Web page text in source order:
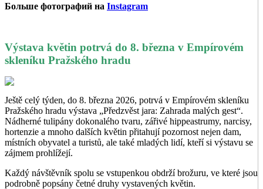
Больше фотографий на Instagram
Výstava květin potrvá do 8. března v Empírovém
skleníku Pražského hradu
Ještě celý týden, do 8. března 2026, potrvá v Empírovém skleníku
Pražského hradu výstava „Předzvěst jara: Zahrada malých gest“.
Nádherné tulipány dokonalého tvaru, zářivé hippeastrumy, narcisy,
hortenzie a mnoho dalších květin přitahují pozornost nejen dam,
místních obyvatel a turistů, ale také mladých lidí, kteří si výstavu se
zájmem prohlížejí.
Každý návštěvník spolu se vstupenkou obdrží brožuru, ve které jsou
podrobně popsány četné druhy vystavených květin.